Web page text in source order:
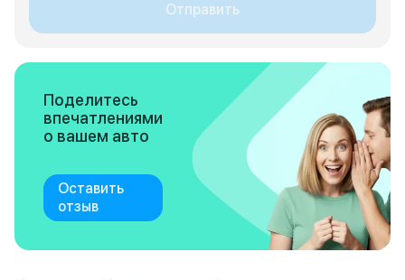
Отправить
Поделитесь
впечатлениями
о вашем авто
Оставить
отзыв